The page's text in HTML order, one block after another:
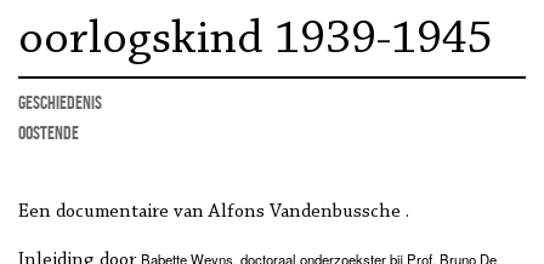
oorlogskind 1939-1945
geschiedenis
Oostende
Een documentaire van Alfons Vandenbussche .
Babette Weyns, doctoraal onderzoekster bij Prof. Bruno De